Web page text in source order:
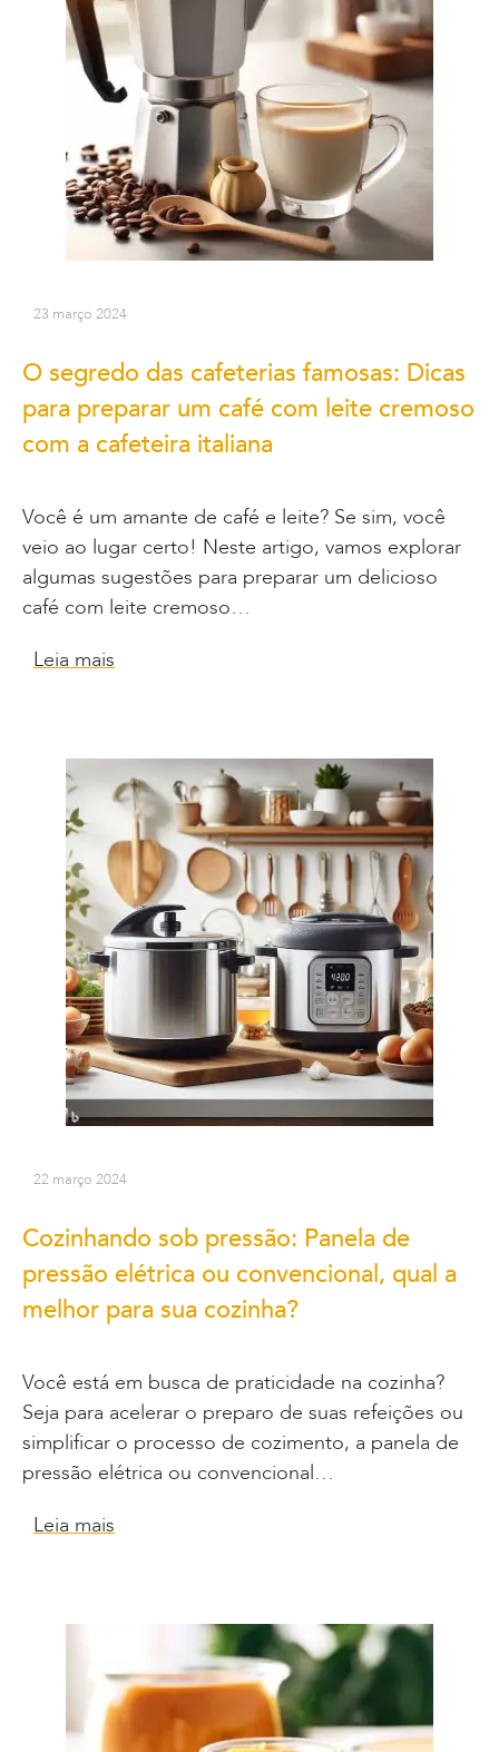
23 março 2024
O segredo das cafeterias famosas: Dicas
para preparar um café com leite cremoso
com a cafeteira italiana
Você é um amante de café e leite? Se sim, você
veio ao lugar certo! Neste artigo, vamos explorar
algumas sugestões para preparar um delicioso
café com leite cremoso…
Leia mais
22 março 2024
Cozinhando sob pressão: Panela de
pressão elétrica ou convencional, qual a
melhor para sua cozinha?
Você está em busca de praticidade na cozinha?
Seja para acelerar o preparo de suas refeições ou
simplificar o processo de cozimento, a panela de
pressão elétrica ou convencional…
Leia mais